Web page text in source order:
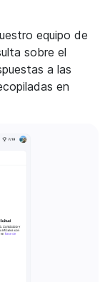
equipo de
sobre el
a las
en